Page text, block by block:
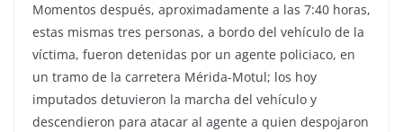
Momentos después, aproximadamente a las 7:40 horas,
estas mismas tres personas, a bordo del vehículo de la
víctima, fueron detenidas por un agente policiaco, en
un tramo de la carretera Mérida-Motul; los hoy
imputados detuvieron la marcha del vehículo y
descendieron para atacar al agente a quien despojaron